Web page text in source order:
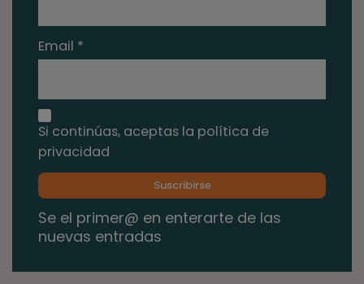
Email *
Si continúas, aceptas la política de
privacidad
Se el primer@ en enterarte de las
nuevas entradas